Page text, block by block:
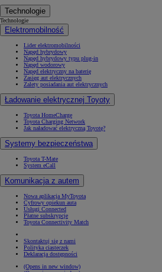
Technologie
Technologie
Elektromobilność
Lider elektromobilności
Napęd hybrydowy
Napęd hybrydowy typu plug-in
Napęd wodorowy
Napęd elektryczny na baterię
Zasięg aut elektrycznych
Zalety posiadania aut elektrycznych
Ładowanie elektrycznej Toyoty
Toyota HomeCharge
Toyota Charging Network
Jak naładować elektryczną Toyotę?
Systemy bezpieczeństwa
Toyota T-Mate
System eCall
Komunikacja z autem
Nowa aplikacja MyToyota
Cyfrowy opiekun auta
Usługi Connected
Płatne subskrypcje
Toyota Connectivity Match
Skontaktuj się z nami
Polityka ciasteczek
Deklaracja dostępności
(Opens in new window)